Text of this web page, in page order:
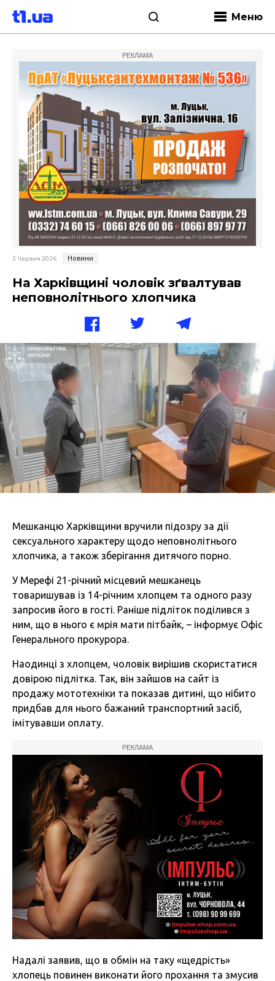
Меню
РЕКЛАМА
2 Червня 2026 Новини
На Харківщині чоловік зґвалтував
неповнолітнього хлопчика
Мешканцю Харківщини вручили підозру за дії
сексуального характеру щодо неповнолітнього
хлопчика, а також зберігання дитячого порно.
У Мерефі 21-річний місцевий мешканець
товаришував із 14-річним хлопцем та одного разу
запросив його в гості. Раніше підліток поділився з
ним, що в нього є мрія мати пітбайк, – інформує Офіс
Генерального прокурора.
Наодинці з хлопцем, чоловік вирішив скористатися
довірою підлітка. Так, він зайшов на сайт із
продажу мототехніки та показав дитині, що нібито
придбав для нього бажаний транспортний засіб,
імітувавши оплату.
РЕКЛАМА
Надалі заявив, що в обмін на таку «щедрість»
хлопець повинен виконати його прохання та змусив